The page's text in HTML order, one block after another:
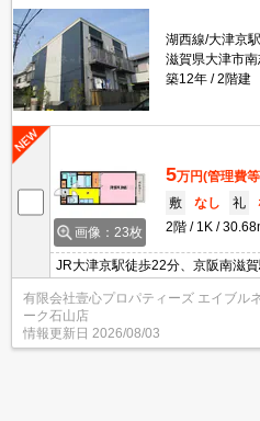
湖西線/大津京
滋賀県大津市南
築12年
2階建
画像：23枚
5万円(管理費
敷
なし 礼
2階
1K
JR大津京駅徒歩22分、京阪南滋
ット契約。エアコン付き。浴室乾
あり。2階角部屋です。
有限会社壹心プロパティーズ エイブル
ーク石山店
情報更新日 2026/08/03